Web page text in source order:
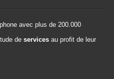
avec plus de 200.000
de services au profit de leur